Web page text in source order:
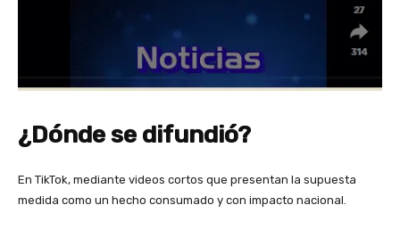
¿Dónde se difundió?
En TikTok, mediante videos cortos que presentan la supuesta
medida como un hecho consumado y con impacto nacional.